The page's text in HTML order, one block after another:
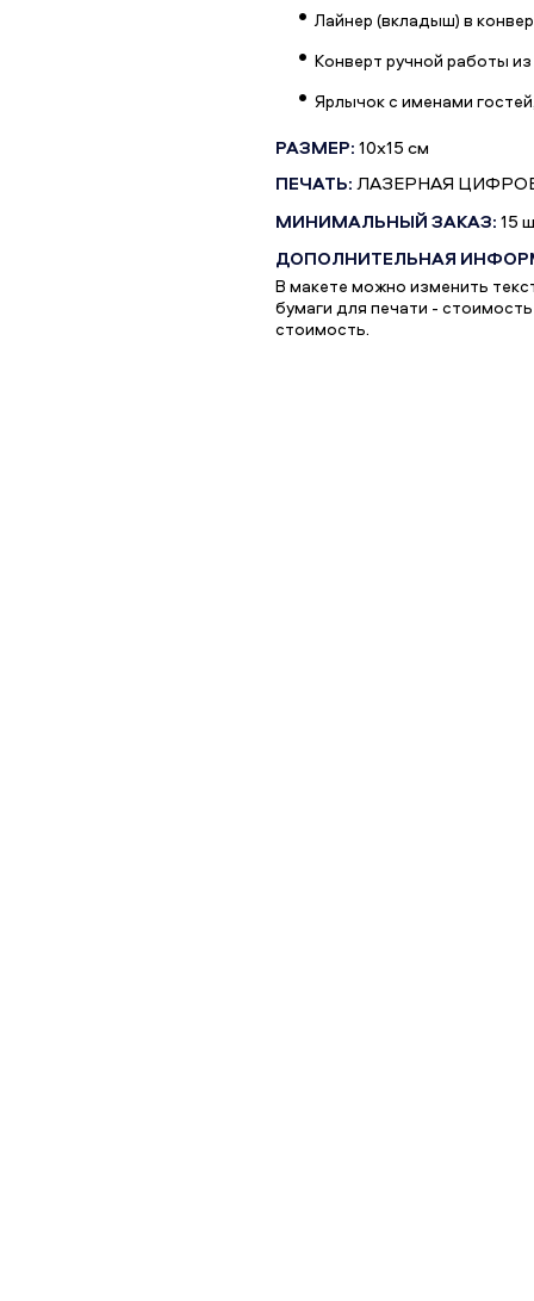
Лайнер (вкладыш) в
Конверт ручной работы
Ярлычок с именами
РАЗМЕР:10х15 см
ПЕЧАТЬ:ЛАЗЕРНАЯ
МИНИМАЛЬНЫЙ ЗАКАЗ:15
ДОПОЛНИТЕЛЬНАЯ
В макете можно изменить
бумаги для печати -
стоимость.